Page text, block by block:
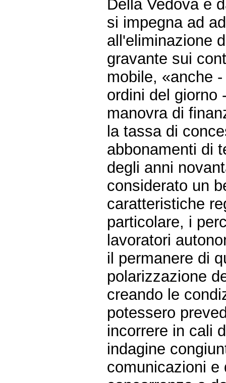
Della Vedova e
si impegna ad
all'eliminazione
gravante sui
mobile, «anche
ordini del giorno
manovra di
la tassa di
abbonamenti di
degli anni
considerato un
caratteristiche
particolare, i
lavoratori
il permanere di
polarizzazione
creando le
potessero
incorrere in cali
indagine
comunicazioni e